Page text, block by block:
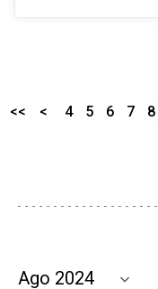
<< < 4 5 6 7 8